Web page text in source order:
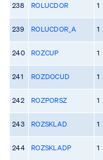
238 ROLUCDOR 1
239 ROLUCDOR_A 1
240 ROZCUP 1
241 ROZDOCUD 1
242 ROZPORSZ 1
243 ROZSKLAD 1
244 ROZSKLADP 1